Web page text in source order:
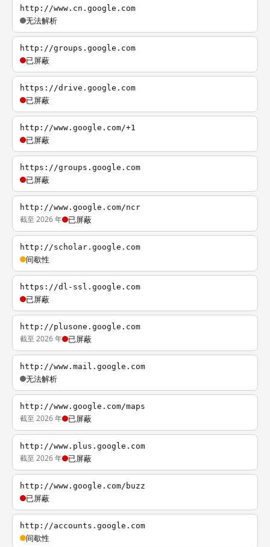
http://www.cn.google.com
无法解析
http://groups.google.com
已屏蔽
https://drive.google.com
已屏蔽
http://www.google.com/+1
已屏蔽
https://groups.google.com
已屏蔽
http://www.google.com/ncr
截至 2026 年 已屏蔽
http://scholar.google.com
间歇性
https://dl-ssl.google.com
已屏蔽
http://plusone.google.com
截至 2026 年 已屏蔽
http://www.mail.google.com
无法解析
http://www.google.com/maps
截至 2026 年 已屏蔽
http://www.plus.google.com
截至 2026 年 已屏蔽
http://www.google.com/buzz
已屏蔽
http://accounts.google.com
间歇性